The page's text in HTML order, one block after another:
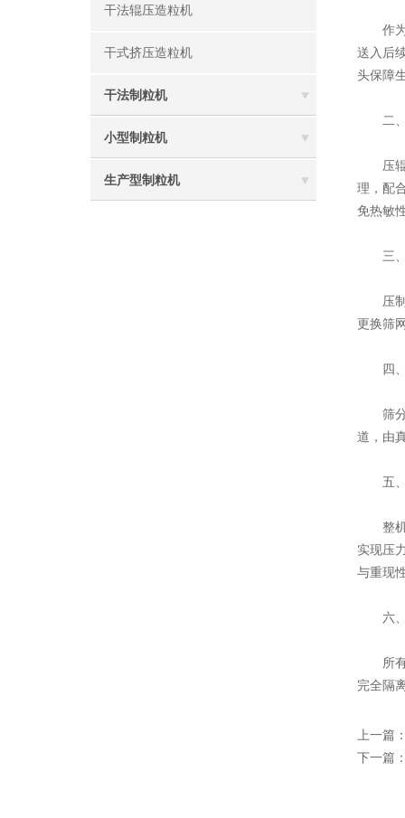
干法辊压造粒机
干式挤压造粒机
干法制粒机
小型制粒机
生产型制粒机
作为
送入后
头保障
二、
压辊
理，配
免热敏
三、
压制
更换筛
四、
筛分
道，由
五、
整机
实现压
与重现
六、
所有
完全隔
上一篇
下一篇